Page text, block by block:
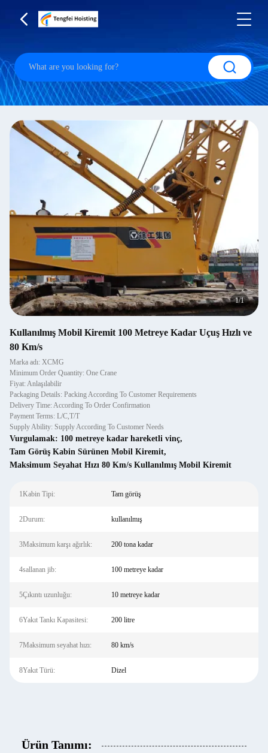
1/1
Kullanılmış Mobil Kiremit 100 Metreye Kadar Uçuş Hızlı ve
80 Km/s
Marka adı: XCMG
Minimum Order Quantity: One Crane
Fiyat: Anlaşılabilir
Packaging Details: Packing According To Customer Requirements
Delivery Time: According To Order Confirmation
Payment Terms: L/C,T/T
Supply Ability: Supply According To Customer Needs
Vurgulamak: 100 metreye kadar hareketli vinç,
Tam Görüş Kabin Sürünen Mobil Kiremit,
Maksimum Seyahat Hızı 80 Km/s Kullanılmış Mobil Kiremit
1Kabin Tipi: Tam görüş
2Durum: kullanılmış
3Maksimum karşı ağırlık: 200 tona kadar
4sallanan jib: 100 metreye kadar
5Çıkıntı uzunluğu: 10 metreye kadar
6Yakıt Tankı Kapasitesi: 200 litre
7Maksimum seyahat hızı: 80 km/s
8Yakıt Türü: Dizel
Ürün Tanımı: